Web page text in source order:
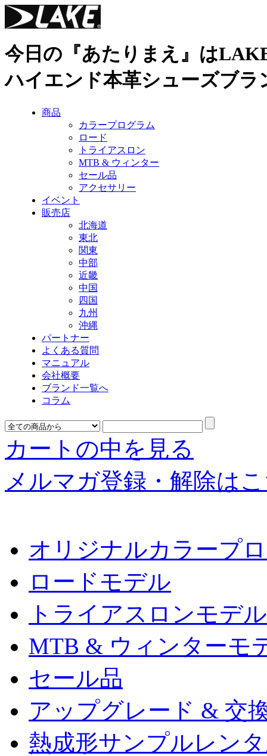
今日の『あたりまえ』は
ハイエンド本革シューズブラ
商品
カラープログラム
ロード
トライアスロン
MTB & ウィンター
セール品
アクセサリー
イベント
販売店
北海道
東北
関東
中部
近畿
中国
四国
九州
沖縄
パートナー
よくある質問
マニュアル
会社概要
ブランド一覧へ
コラム
カートの中を見る
メルマガ登録・解除は
オリジナルカラープ
ロードモデル
トライアスロンモデル
MTB & ウィンターモ
セール品
アップグレード & 交
熱成形サンプルレン